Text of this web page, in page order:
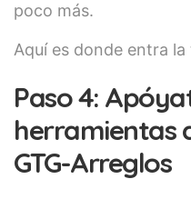
poco más.
Aquí es donde entra
Paso 4:
herramientas
GTG-Arreglos